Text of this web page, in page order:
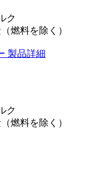
ク
燃料を除く）
製品詳細
ク
燃料を除く）